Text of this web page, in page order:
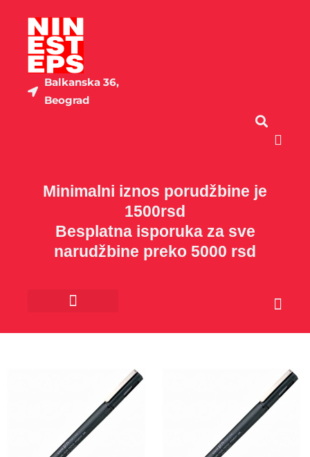
садржај
Balkanska 36,
Beograd
Cart
Minimalni iznos porudžbine je
1500rsd
Besplatna isporuka za sve
narudžbine preko 5000 rsd
Cart